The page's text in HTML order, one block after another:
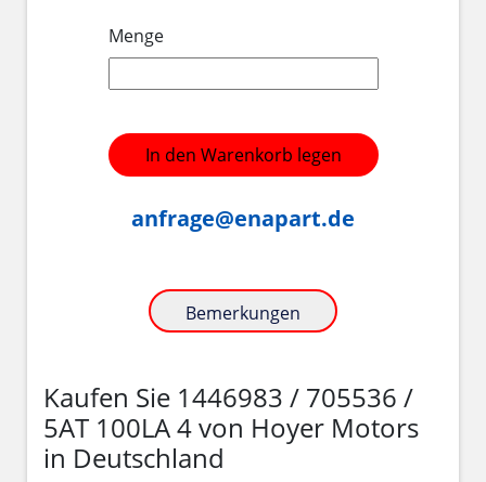
Menge
In den Warenkorb legen
anfrage@enapart.de
Bemerkungen
Kaufen Sie 1446983 / 705536 /
5AT 100LA 4 von Hoyer Motors
in Deutschland